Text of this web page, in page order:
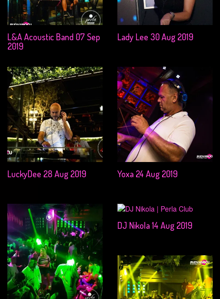
L&A Acoustic Band 07 Sep
2019
Lady Lee 30 Aug 2019
LuckyDee 28 Aug 2019 Yoxa 24 Aug 2019
DJ Nikola 14 Aug 2019